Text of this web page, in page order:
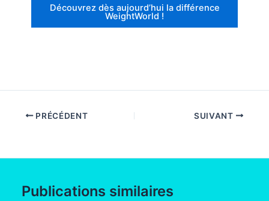
Découvrez dès aujourd’hui la différence
WeightWorld !
PRÉCÉDENT SUIVANT
Publications similaires